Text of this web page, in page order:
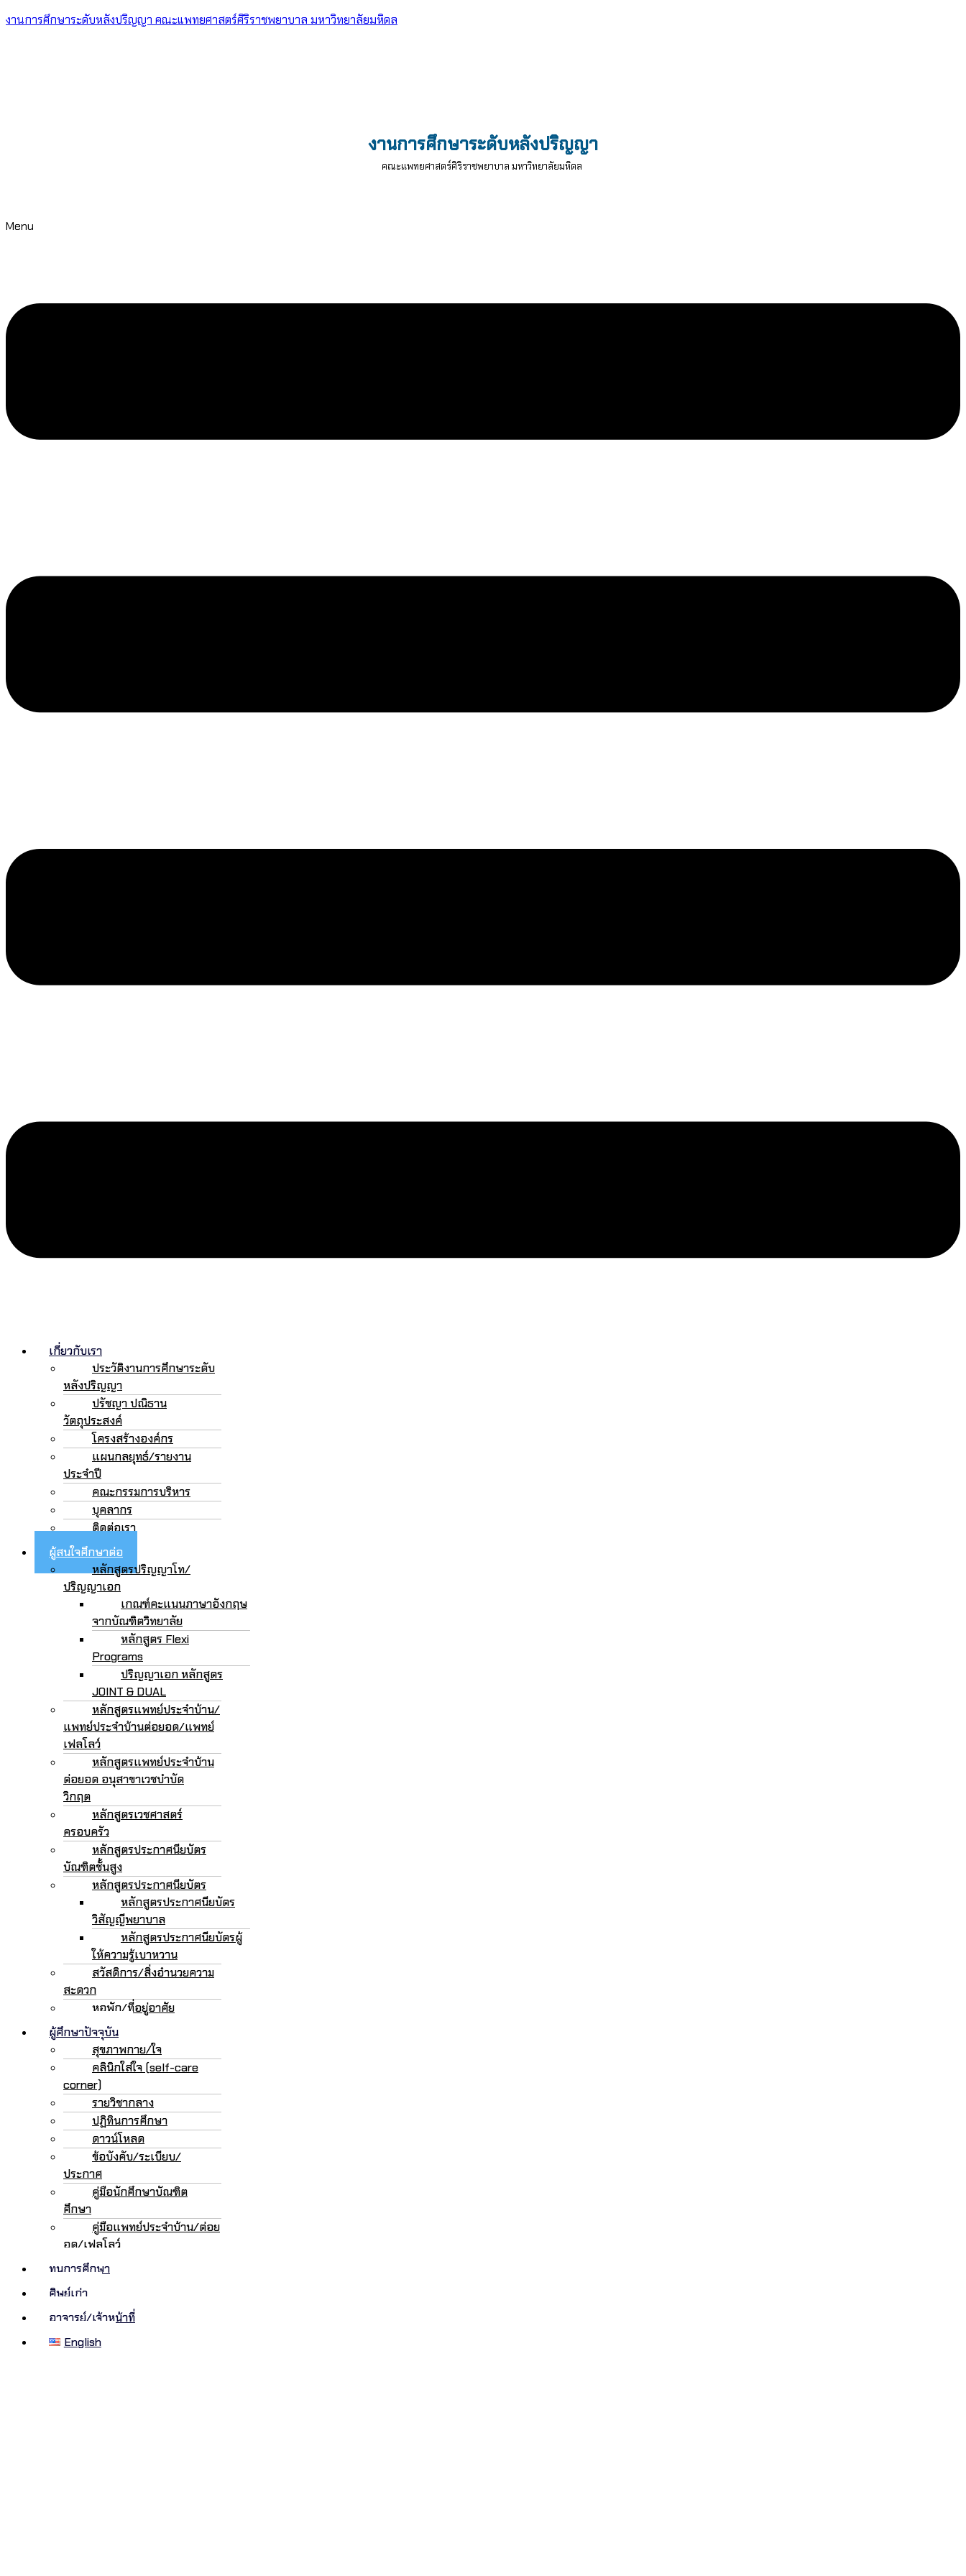
งานการศึกษาระดับหลังปริญญา คณะแพทยศาสตร์ศิริราชพยาบาล มหาวิทยาลัยมหิดล
งานการศึกษาระดับหลังปริญญา
คณะแพทยศาสตร์ศิริราชพยาบาล มหาวิทยาลัยมหิดล
Menu
เกี่ยวกับเรา
ประวัติงานการศึกษาระดับ
หลังปริญญา
ปรัชญา ปณิธาน
วัตถุประสงค์
โครงสร้างองค์กร
แผนกลยุทธ์/รายงาน
ประจำปี
คณะกรรมการบริหาร
บุคลากร
ติดต่อเรา
ผู้สนใจศึกษาต่อ
หลักสูตรปริญญาโท/
ปริญญาเอก
เกณฑ์คะแนนภาษาอังกฤษ
จากบัณฑิตวิทยาลัย
หลักสูตร Flexi
Programs
ปริญญาเอก หลักสูตร
JOINT & DUAL
หลักสูตรแพทย์ประจำบ้าน/
แพทย์ประจำบ้านต่อยอด/แพทย์
เฟลโลว์
หลักสูตรแพทย์ประจำบ้าน
ต่อยอด อนุสาขาเวชบำบัด
วิกฤต
หลักสูตรเวชศาสตร์
ครอบครัว
หลักสูตรประกาศนียบัตร
บัณฑิตชั้นสูง
หลักสูตรประกาศนียบัตร
หลักสูตรประกาศนียบัตร
วิสัญญีพยาบาล
หลักสูตรประกาศนียบัตรผู้
ให้ความรู้เบาหวาน
สวัสดิการ/สิ่งอำนวยความ
สะดวก
หอพัก/ที่อยู่อาศัย
ผู้ศึกษาปัจจุบัน
สุขภาพกาย/ใจ
คลินิกใส่ใจ (self-care
corner)
รายวิชากลาง
ปฏิทินการศึกษา
ดาวน์โหลด
ข้อบังคับ/ระเบียบ/
ประกาศ
คู่มือนักศึกษาบัณฑิต
ศึกษา
คู่มือแพทย์ประจำบ้าน/ต่อย
อด/เฟลโลว์
ทุนการศึกษา
ศิษย์เก่า
อาจารย์/เจ้าหน้าที่
English